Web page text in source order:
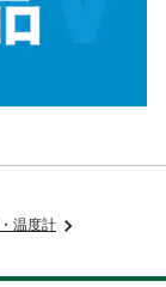
温度計